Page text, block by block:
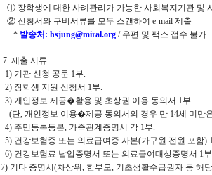
① 장학생에 대한 사례관리가 가능한 사회복지기관 및
② 신청서와 구비서류를 모두 스캔하여 e-mail 제출
* 발송처: hsjung@miral.org / 우편 및 팩스 접수 불가
7. 제출 서류
1) 기관 신청 공문 1부.
2) 장학생 지원 신청서 1부.
3) 개인정보 제공�활용 및 초상권 이용 동의서 1부.
(단, 개인정보 이용�제공 동의서의 경우 만 14세 미만
4) 주민등록등본, 가족관계증명서 각 1부.
5) 건강보험증 또는 의료급여증 사본(가구원 전원 포함)
6) 건강보험료 납입증명서 또는 의료급여대상증명서 1
7) 기타 증명서(차상위, 한부모, 기초생활수급권자 등 해